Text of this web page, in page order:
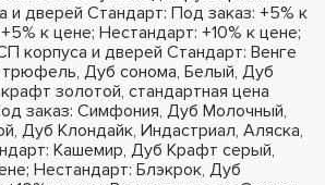
и дверей Стандарт: Под заказ: +5% к
к цене; Нестандарт: +10% к цене;
корпуса и дверей Стандарт: Венге
трюфель, Дуб сонома, Белый, Дуб
золотой, стандартная цена
заказ: Симфония, Дуб Молочный,
Дуб Клондайк, Индастриал, Аляска,
Кашемир, Дуб Крафт серый,
Нестандарт: Блэкрок, Дуб